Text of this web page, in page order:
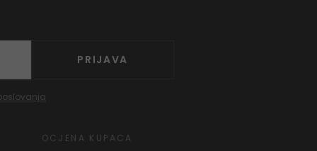
PRIJAVA
OCJENA KUPACA